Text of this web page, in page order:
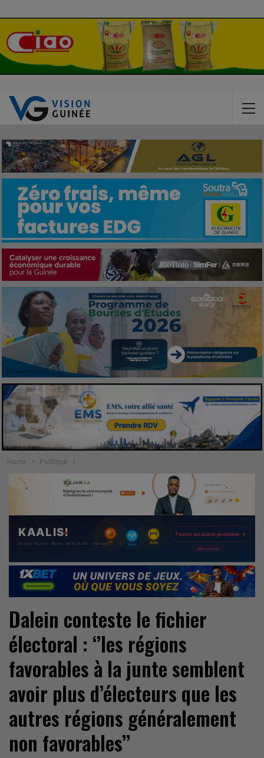
Home Politique
Dalein conteste le fichier
électoral : ‘’les régions
favorables à la junte semblent
avoir plus d’électeurs que les
autres régions généralement
non favorables’’